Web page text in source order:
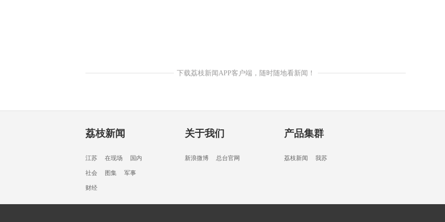
下载荔枝新闻APP客户端，随时随地看新闻！
荔枝新闻
江苏 在现场 国内
社会 图集 军事
财经
关于我们
新浪微博 总台官网
产品集群
荔枝新闻 我苏